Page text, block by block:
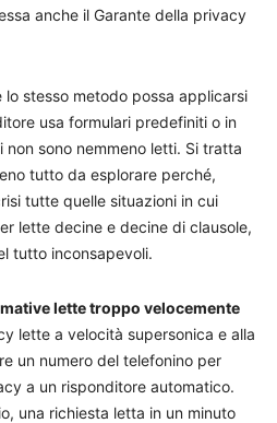
anche il Garante della privacy
lo stesso metodo possa applicarsi
usa formulari predefiniti o in
sono nemmeno letti. Si tratta
tutto da esplorare perché,
tutte quelle situazioni in cui
lette decine e decine di clausole,
tutto inconsapevoli.
lette troppo velocemente
lette a velocità supersonica e alla
un numero del telefonino per
a un risponditore automatico.
una richiesta letta in un minuto